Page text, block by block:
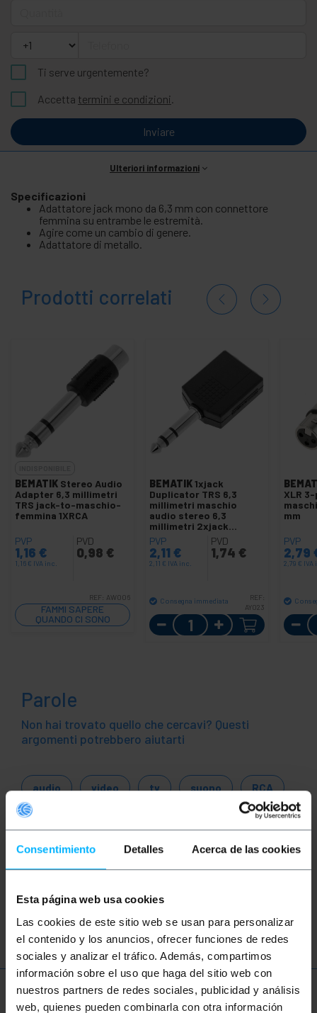
Consentimiento Detalles Acerca de las cookies
Esta página web usa cookies
Las cookies de este sitio web se usan para personalizar
el contenido y los anuncios, ofrecer funciones de redes
sociales y analizar el tráfico. Además, compartimos
información sobre el uso que haga del sitio web con
nuestros partners de redes sociales, publicidad y análisis
web, quienes pueden combinarla con otra información
Ti serve urgentemente?
Accetta termini e condizioni.
Inviare
Ulteriori informazioni
Specificazioni
Adattatore jack mono da 6,3 mm con connettore
femmina su entrambe le estremità.
Agire come un cambio di genere.
Adattatore di metallo.
Prodotti correlati
BEMATIK Stereo Audio
Adapter 6,3 millimetri
TRS jack-to-maschio-
femmina 1XRCA
PVP
1,16 €
1,16 € IVA inc.
PVD
0,98 €
REF: AW006
FAMMI SAPERE
QUANDO CI SONO
SCORTE
BEMATIK1xjack
Duplicator TRS 6,3
millimetri maschio
audio stereo 6,3
millimetri 2xjack
femminile
PVP
2,11 €
2,11 € IVA inc.
PVD
1,74 €
Consegna immediata
REF:
AY023
Quantità
XLR
mm
PVP
2,79
2,79 € IVA
Parole
Non hai trovato quello che cercavi? Questi
argomenti potrebbero aiutarti
audio video tv suono RCA
DMX 512
DMX512 XLR3 musica
Ulteriori informazioni